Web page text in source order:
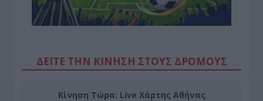
ΔΕΙΤΕ ΤΗΝ ΚΙΝΗΣΗ ΣΤΟΥΣ ΔΡΌΜΟΥΣ
Κίνηση Τώρα: Live Χάρτης Αθήνας